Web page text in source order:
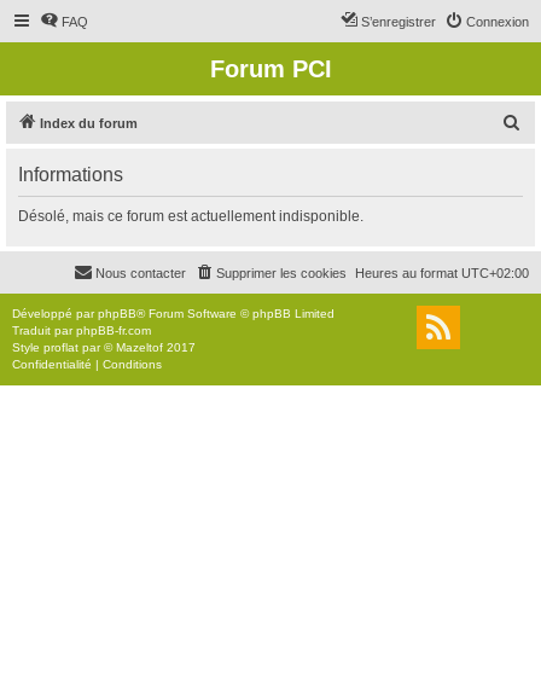
FAQ Connexion
S’enregistrer
Forum PCI
Index du forum
r
c
r
Informations
Désolé, mais ce forum est actuellement indisponible.
Heures au format UTC+02:00
Supprimer les cookies
Nous contacter
Développé parphpBB® Forum Software © phpBB Limited
Traduit parphpBB-fr.com
Style proflat par ©Mazeltof 2017
Confidentialité | Conditions